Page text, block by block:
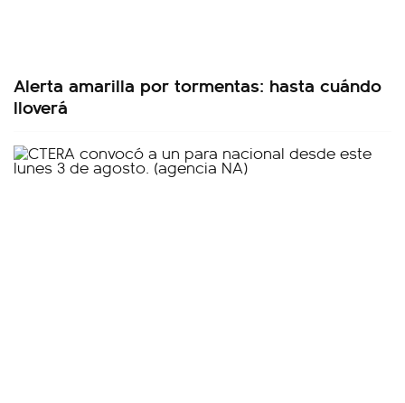
Alerta amarilla por tormentas: hasta cuándo
lloverá